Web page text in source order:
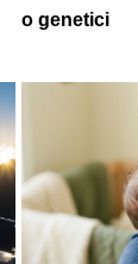
o genetici